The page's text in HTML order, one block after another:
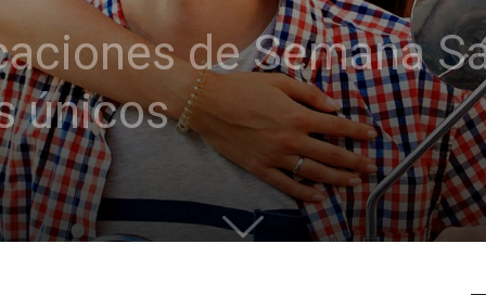
de Semana
únicos